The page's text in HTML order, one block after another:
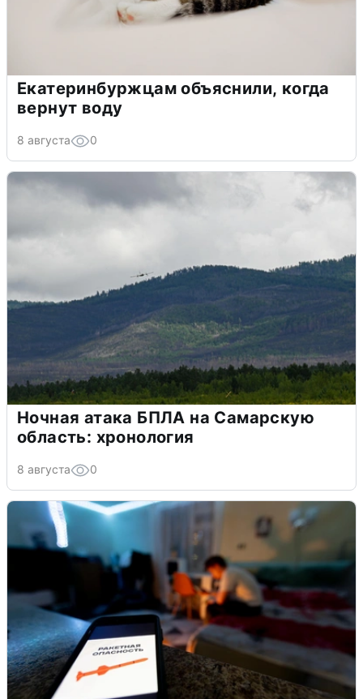
Екатеринбуржцам объяснили, когда
вернут воду
8 августа 0
Ночная атака БПЛА на Самарскую
область: хронология
8 августа 0